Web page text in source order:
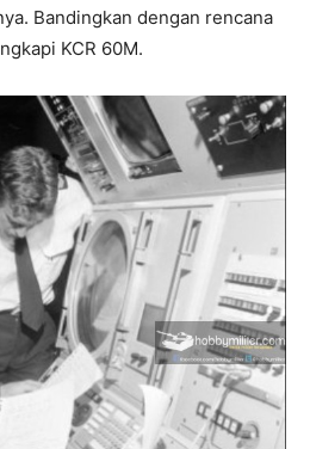
Bandingkan dengan rencana
KCR 60M.